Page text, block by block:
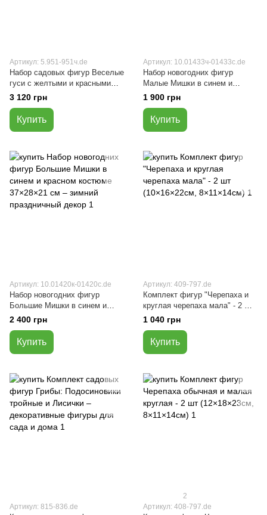
Артикул: 5.951-951ч.de
Набор садовых фигур Веселые
гуси с желтыми и красными
цветами (2 шт. - 55×36×26см)
3 120 грн
Купить
Артикул: 10.01433ч-01433с.de
Набор новогодних фигур
Малые Мишки в синем и
красном костюме 28×18×17 см
– зимний праздничный декор.
1 900 грн
Купить
Артикул: 10.01420к-01420с.de
Набор новогодних фигур
Большие Мишки в синем и
красном костюме 37×28×21 см
– зимний праздничный декор
2 400 грн
Купить
Артикул: 409-797.de
Комплект фигур "Черепаха и
круглая черепаха мала" - 2 шт
(10×16×22см, 8×11×14см)
1 040 грн
Купить
Артикул: 815-836.de
2
Артикул: 408-797.de